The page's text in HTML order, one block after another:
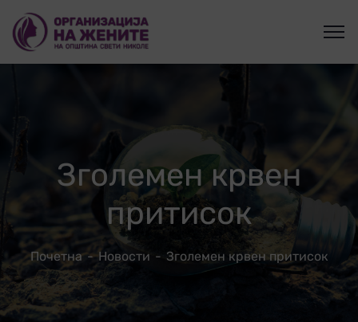
Зголемен крвен
притисок
Почетна Новости Зголемен крвен притисок